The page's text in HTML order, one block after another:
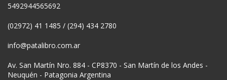
5492944565692
(02972) 41 1485 / (294) 434 2780
info@patalibro.com.ar
Av. San Martín Nro. 884 - CP8370 - San Martín de los Andes -
Neuquén - Patagonia Argentina